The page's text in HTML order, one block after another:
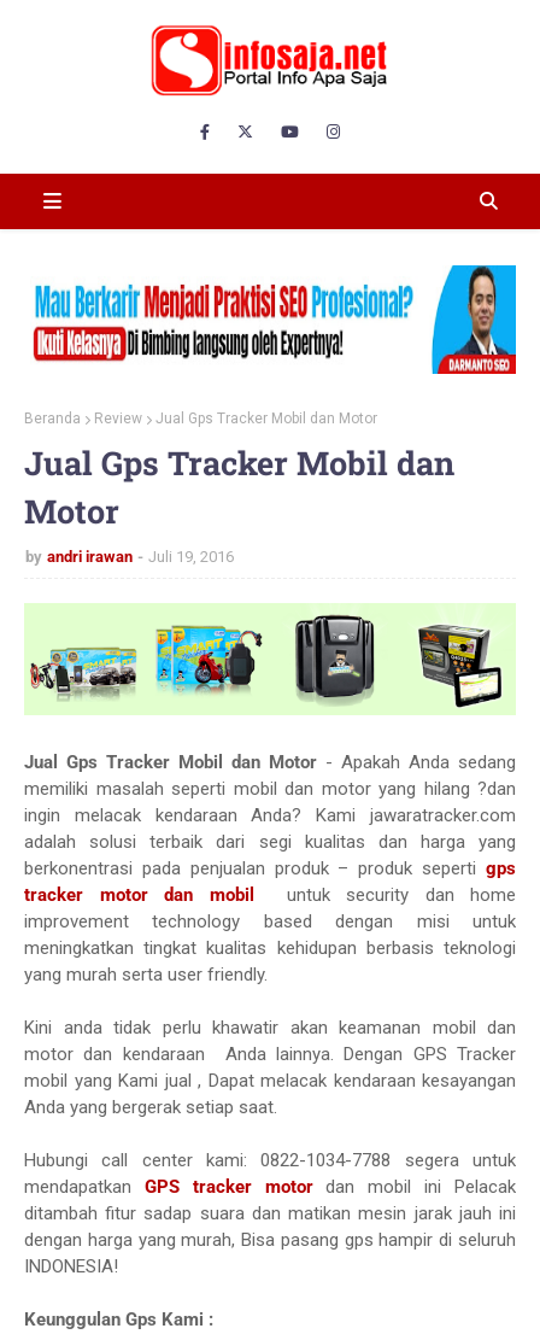
Beranda Review Jual Gps Tracker Mobil dan Motor
Jual Gps Tracker Mobil dan
Motor
by andri irawan Juli 19, 2016
Jual Gps Tracker Mobil dan Motor - Apakah Anda sedang
memiliki masalah seperti mobil dan motor yang hilang ?dan
ingin melacak kendaraan Anda? Kami jawaratracker.com
adalah solusi terbaik dari segi kualitas dan harga yang
berkonentrasi pada penjualan produk – produk seperti gps
tracker motor dan mobil
untuk security dan home
improvement technology based dengan misi untuk
meningkatkan tingkat kualitas kehidupan berbasis teknologi
yang murah serta user friendly.
Kini anda tidak perlu khawatir akan keamanan mobil dan
motor dan kendaraan Anda lainnya. Dengan GPS Tracker
mobil yang Kami jual , Dapat melacak kendaraan kesayangan
Anda yang bergerak setiap saat.
Hubungi call center kami: 0822-1034-7788 segera untuk
mendapatkan GPS tracker motordan mobil ini Pelacak
ditambah fitur sadap suara dan matikan mesin jarak jauh ini
dengan harga yang murah, Bisa pasang gps hampir di seluruh
INDONESIA!
Keunggulan Gps Kami :